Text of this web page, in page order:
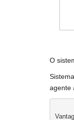
O
agente